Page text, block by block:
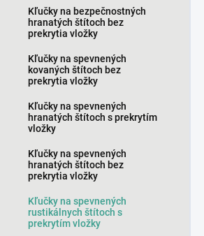
Kľučky na bezpečnostných
hranatých štítoch bez
prekrytia vložky
Kľučky na spevnených
kovaných štítoch bez
prekrytia vložky
Kľučky na spevnených
hranatých štítoch s prekrytím
vložky
Kľučky na spevnených
hranatých štítoch bez
prekrytia vložky
Kľučky na spevnených
rustikálnych štítoch s
prekrytím vložky